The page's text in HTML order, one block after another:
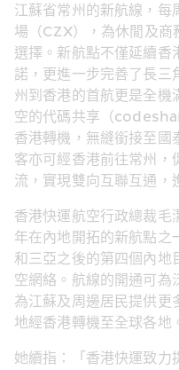
江蘇省常州的新航線，每
場（CZX），為休閒及商
選擇。新航點不僅延續香
諾，更進一步完善了長三
州到香港的首航更是全機
空的代碼共享（
香港轉機，無縫銜接至國
客亦可經香港前往常州，
流，實現雙向互聯互通，
香港快運航空行政總裁毛
年在內地開拓的新航點之
和三亞之後的第四個內地
空網絡。航線的開通可為
為江蘇及周邊居民提供更
地經香港轉機至全球各地
她續指：「香港快運致力